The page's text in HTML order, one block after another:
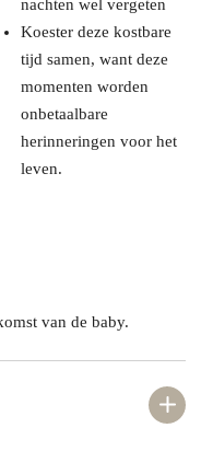
nachten wel vergeten
Koester deze kostbare
tijd samen, want deze
momenten worden
onbetaalbare
herinneringen voor het
leven.
van de baby.